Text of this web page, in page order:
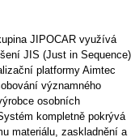
JIPOCAR využívá
JIS (Just in Sequence)
platformy Aimtec
významného
osobních
kompletně pokrývá
materiálu, zaskladnění a